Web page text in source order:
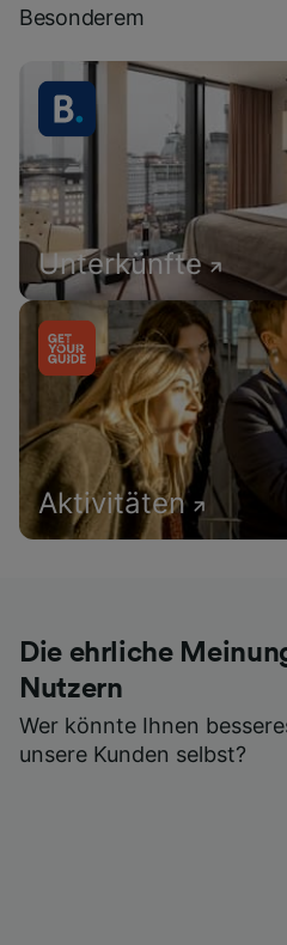
Besonderem
Unterkünfte
Aktivitäten
Die ehrliche
Nutzern
Wer könnte Ihnen
unsere Kunden selbst?